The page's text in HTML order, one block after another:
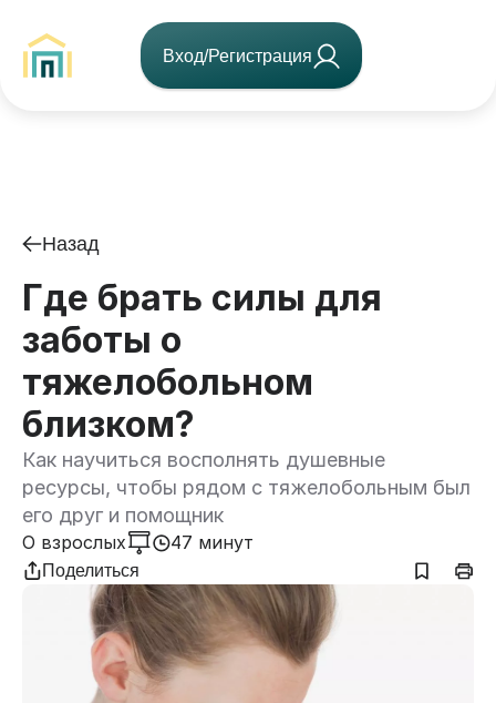
Вход/Регистрация
Назад
Где брать силы для
заботы о
тяжелобольном
близком?
Как научиться восполнять душевные
ресурсы, чтобы рядом с тяжелобольным был
его друг и помощник
О взрослых 47 минут
Поделиться